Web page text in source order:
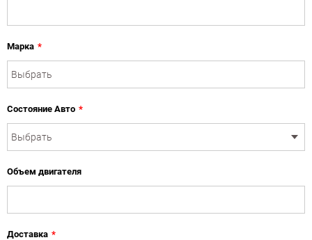
Марка *
Состояние Авто *
Объем двигателя
Доставка *